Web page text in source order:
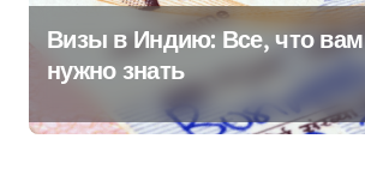
Визы в Индию: Все, что вам
нужно знать